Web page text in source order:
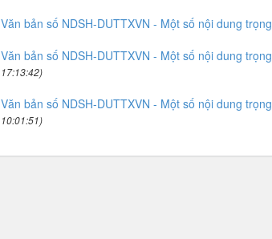
Văn bản số NDSH-DUTTXVN - Một số nội dung
Văn bản số NDSH-DUTTXVN - Một số nội dung
17:13:42)
Văn bản số NDSH-DUTTXVN - Một số nội dung
10:01:51)